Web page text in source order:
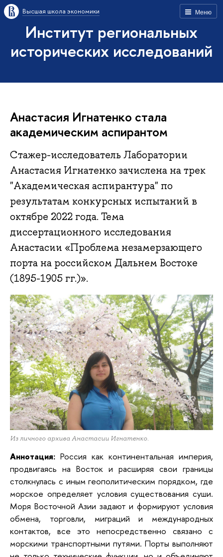
Меню
Высшая школа экономики
Институт региональных
исторических исследований
Анастасия Игнатенко стала
академическим аспирантом
Стажер-исследователь Лаборатории
Анастасия Игнатенко зачислена на трек
"Академическая аспирантура" по
результатам конкурсных испытаний в
октябре 2022 года. Тема
диссертационного исследования
Анастасии «Проблема незамерзающего
порта на российском Дальнем Востоке
(1895-1905 гг.)».
Из личного архива Анастасии Игнатенко.
Аннотация: Россия как континентальная империя,
продвигаясь на Восток и расширяя свои границы
столкнулась с иным геополитическим порядком, где
морское определяет условия существования суши.
Моря Восточной Азии задают и формируют условия
обмена, торговли, миграций и международных
контактов, все это непосредственно связано с
морскими транспортными путями. Порты выполняют